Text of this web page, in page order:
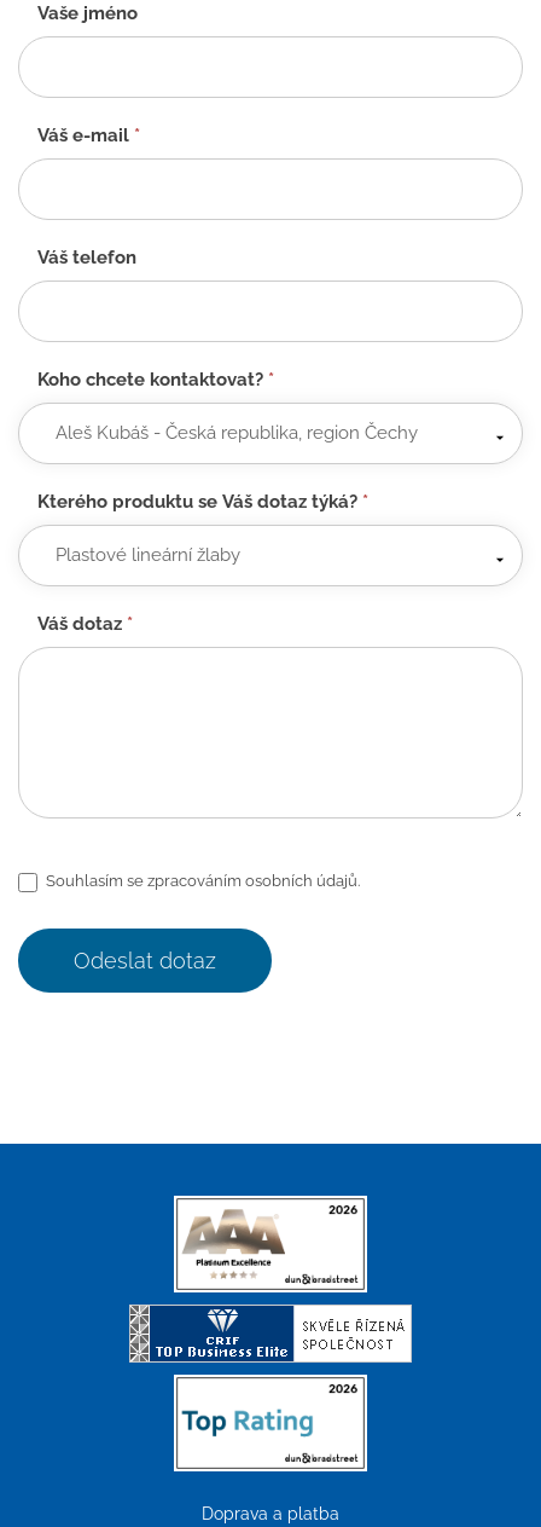
Kontaktní
formulář
-
CZ
Vaše jméno
Váš e-mail *
Váš telefon
Koho chcete kontaktovat? *
Kterého produktu se Váš dotaz týká? *
Váš dotaz *
Souhlasím se zpracováním osobních údajů.
Odeslat dotaz
Doprava a platba